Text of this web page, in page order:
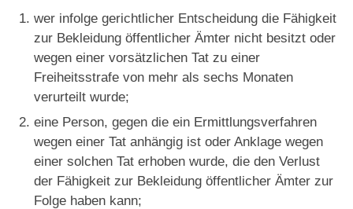
wer infolge gerichtlicher Entscheidung die Fähigkeit
zur Bekleidung öffentlicher Ämter nicht besitzt oder
wegen einer vorsätzlichen Tat zu einer
Freiheitsstrafe von mehr als sechs Monaten
verurteilt wurde;
eine Person, gegen die ein Ermittlungsverfahren
wegen einer Tat anhängig ist oder Anklage wegen
einer solchen Tat erhoben wurde, die den Verlust
der Fähigkeit zur Bekleidung öffentlicher Ämter zur
Folge haben kann;